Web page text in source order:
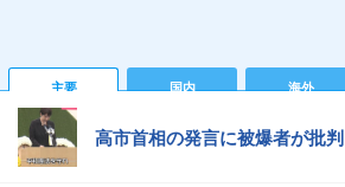
主要 国内 海外
高市首相の発言に被爆者が批判